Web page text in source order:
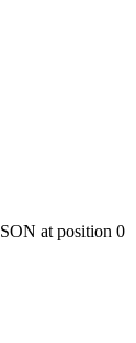
at position 0